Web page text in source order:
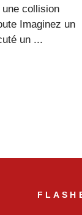
collision
Imaginez un
un ...